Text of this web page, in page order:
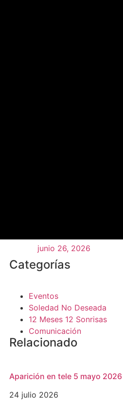
junio 26, 2026
Categorías
Eventos
Soledad No Deseada
12 Meses 12 Sonrisas
Comunicación
Relacionado
Aparición en tele 5 mayo 2026
24 julio 2026